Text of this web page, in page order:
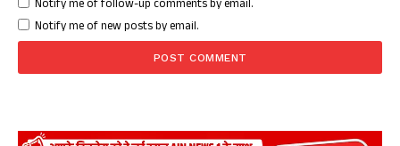
Notify me of follow-up comments by email.
Notify me of new posts by email.